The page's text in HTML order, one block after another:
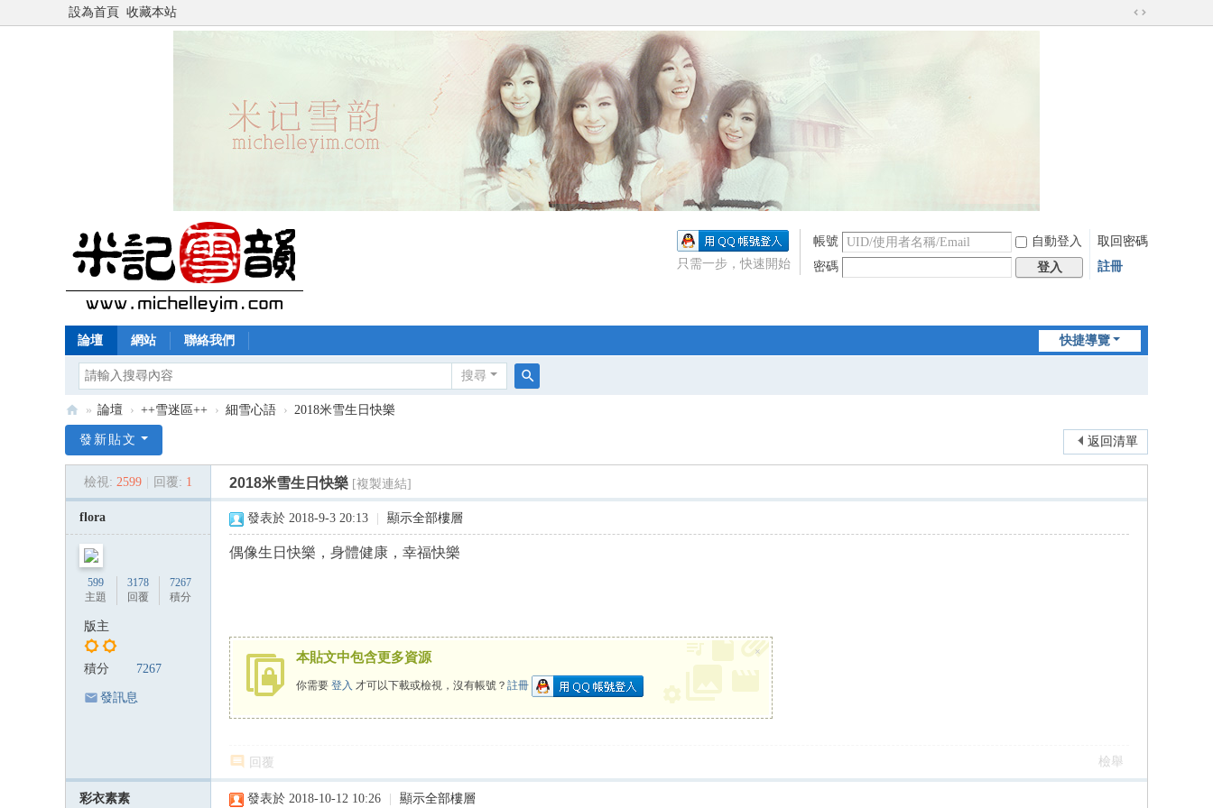
設為首頁 收藏本站
切
帳號 自動登入
取回密碼
密碼
登入 註冊
只需一步，快速開始
快捷導覽
論壇 網站 聯絡我們
搜尋
米
壇
» 論壇 › ++雪迷區++ › 細雪心語 › 2018米雪生日快樂
返回清單
發新貼文
檢視: 2599 回覆: 1 2018米雪生日快樂 [複製連結]
flora
599
主題
3178
回覆
7267
積分
版主
積分 7267
發訊息
發表於 2018-9-3 20:13 顯示全部樓層
偶像生日快樂，身體健康，幸福快樂
本貼文中包含更多資源
你需要 登入 才可以下載或檢視，沒有帳號？ 註冊
×
回覆 檢舉
彩衣素素 發表於 2018-10-12 10:26 顯示全部樓層